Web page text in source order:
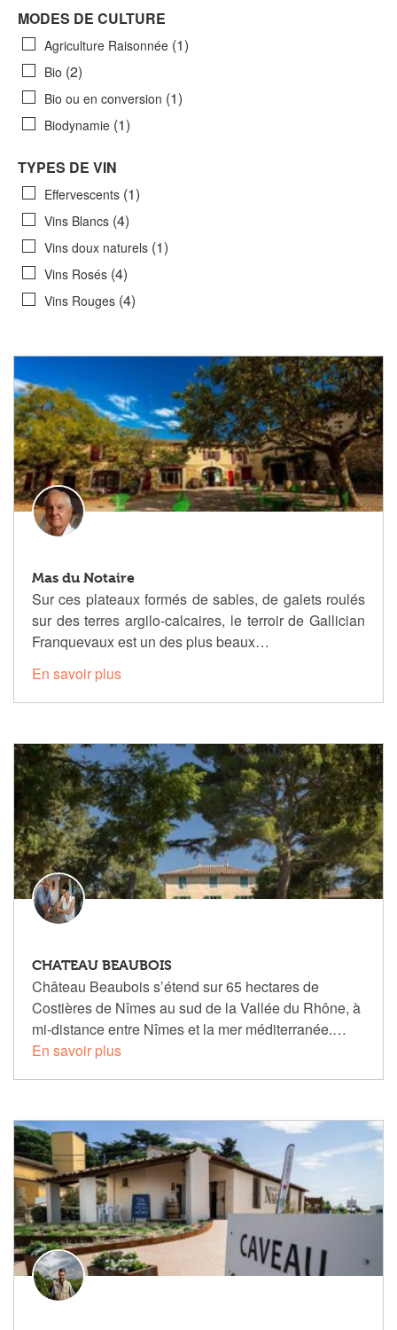
MODES DE CULTURE
Agriculture Raisonnée (1)
Bio (2)
Bio ou en conversion (1)
Biodynamie (1)
TYPES DE VIN
Effervescents (1)
Vins Blancs (4)
Vins doux naturels (1)
Vins Rosés (4)
Vins Rouges (4)
Mas du Notaire
Sur ces plateaux formés de sables, de galets roulés
sur des terres argilo-calcaires, le terroir de Gallician
Franquevaux est un des plus beaux…
En savoir plus
CHATEAU BEAUBOIS
Château Beaubois s’étend sur 65 hectares de
Costières de Nîmes au sud de la Vallée du Rhône, à
mi-distance entre Nîmes et la mer méditerranée.…
En savoir plus